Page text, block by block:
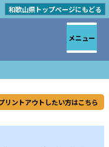
和歌山県トップページにもどる
リントアウトしたい方はこちら
メニュー